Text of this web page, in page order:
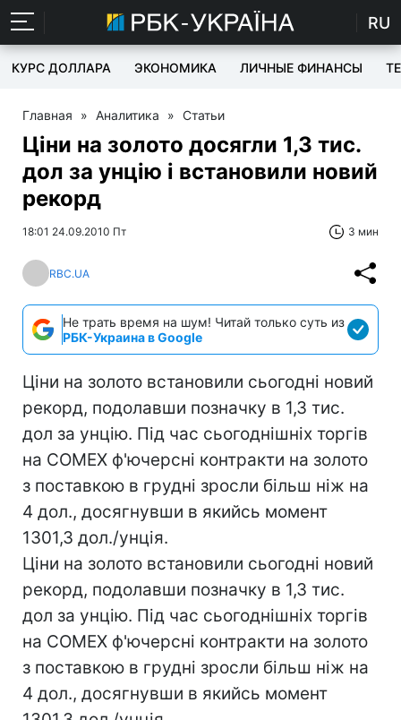
RU
КУРС ДОЛЛАРА ЭКОНОМИКА ЛИЧНЫЕ ФИНАНСЫ
Главная » Аналитика » Статьи
Ціни на золото досягли 1,3 тис.
дол за унцію і встановили новий
рекорд
18:01 24.09.2010 Пт 3 мин
RBC.UA
Не трать время на шум! Читай только суть из
РБК-Украина в Google
Ціни на золото встановили сьогодні новий
рекорд, подолавши позначку в 1,3 тис.
дол за унцію. Під час сьогоднішніх торгів
на COMEX ф'ючерсні контракти на золото
з поставкою в грудні зросли більш ніж на
4 дол., досягнувши в якийсь момент
1301,3 дол./унція.
Ціни на золото встановили сьогодні новий
рекорд, подолавши позначку в 1,3 тис.
дол за унцію. Під час сьогоднішніх торгів
на COMEX ф'ючерсні контракти на золото
з поставкою в грудні зросли більш ніж на
4 дол., досягнувши в якийсь момент